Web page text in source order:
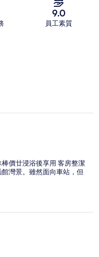
9.0
員工素質
價廿浸浴後享用 客房整潔
灣景。雖然面向車站，但